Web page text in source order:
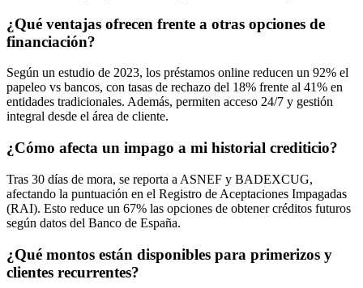
¿Qué ventajas ofrecen frente a otras opciones de
financiación?
Según un estudio de 2023, los préstamos online reducen un 92% el
papeleo vs bancos, con tasas de rechazo del 18% frente al 41% en
entidades tradicionales. Además, permiten acceso 24/7 y gestión
integral desde el área de cliente.
¿Cómo afecta un impago a mi historial crediticio?
Tras 30 días de mora, se reporta a ASNEF y BADEXCUG,
afectando la puntuación en el Registro de Aceptaciones Impagadas
(RAI). Esto reduce un 67% las opciones de obtener créditos futuros
según datos del Banco de España.
¿Qué montos están disponibles para primerizos y
clientes recurrentes?